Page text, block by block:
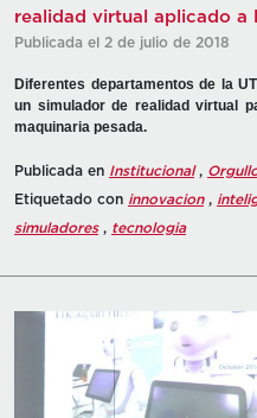
realidad virtual aplicado a
Publicada el 2 de julio de 2018
Diferentes departamentos de la
un simulador de realidad virtual
maquinaria pesada.
Publicada en Institucional,
Etiquetado con innovacion,
simuladores, tecnologia